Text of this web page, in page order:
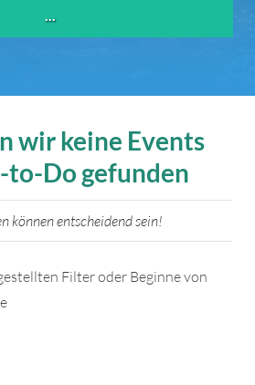
wir keine Events
to-Do gefunden
können entscheidend sein!
Filter oder Beginne von